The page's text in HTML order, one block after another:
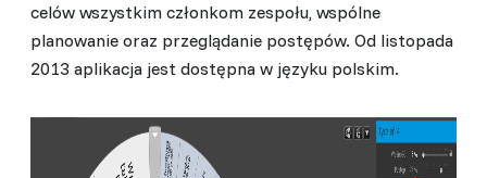
celów wszystkim członkom zespołu, wspólne
planowanie oraz przeglądanie postępów. Od listopada
2013 aplikacja jest dostępna w języku polskim.